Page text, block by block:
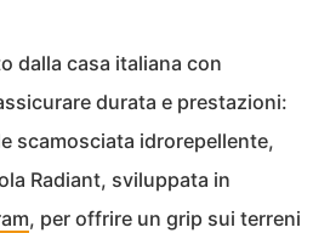
dalla casa italiana con
durata e prestazioni:
scamosciata idrorepellente,
Radiant, sviluppata in
, per offrire un grip sui terreni